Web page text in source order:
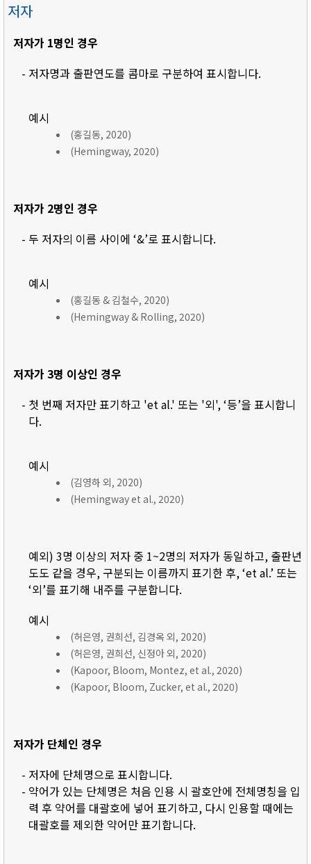
저자
저자가 1명인 경우
- 저자명과 출판연도를 콤마로 구분하여 표시합니다.
예시
(홍길동, 2020)
(Hemingway, 2020)
저자가 2명인 경우
- 두 저자의 이름 사이에 ‘&’로 표시합니다.
예시
(홍길동 & 김철수, 2020)
(Hemingway & Rolling, 2020)
저자가 3명 이상인 경우
- 첫 번째 저자만 표기하고 'et al.' 또는 '외', ‘등’을 표시합니
다.
예시
(김영하 외, 2020)
(Hemingway et al., 2020)
예외) 3명 이상의 저자 중 1~2명의 저자가 동일하고, 출판년
도도 같을 경우, 구분되는 이름까지 표기한 후, ‘et al.’ 또는
‘외’를 표기해 내주를 구분합니다.
예시
(허은영, 권희선, 김경옥 외, 2020)
(허은영, 권희선, 신정아 외, 2020)
(Kapoor, Bloom, Montez, et al., 2020)
(Kapoor, Bloom, Zucker, et al., 2020)
저자가 단체인 경우
- 저자에 단체명으로 표시합니다.
- 약어가 있는 단체명은 처음 인용 시 괄호안에 전체명칭을 입
력 후 약어를 대괄호에 넣어 표기하고, 다시 인용할 때에는
대괄호를 제외한 약어만 표기합니다.